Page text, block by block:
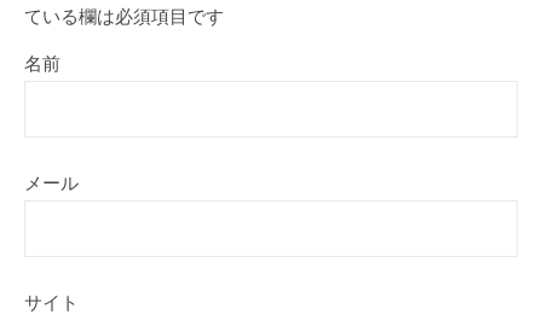
ている欄は必須項目です
名前
メール
サイト